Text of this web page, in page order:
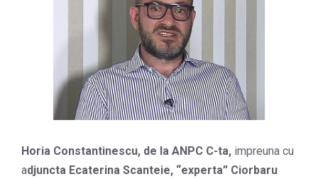
Horia Constantinescu, de la ANPC C-ta, impreuna cu
adjuncta Ecaterina Scanteie, “experta” Ciorbaru